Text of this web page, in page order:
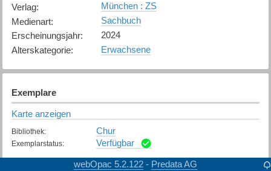
Verlag:
München : ZS
Medienart:
Sachbuch
Erscheinungsjahr:
2024
Alterskategorie: Erwachsene
Exemplare
Karte anzeigen
Bibliothek: Chur
Exemplarstatus: Verfügbar
webOpac 5.2.122 - Predata AG